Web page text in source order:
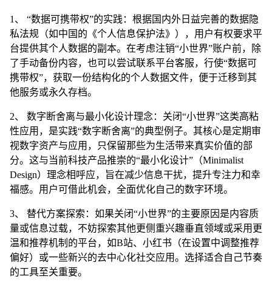
1、 “数据可携带权”的实践：根据国内外日益完善的数据隐
私法规（如中国的《个人信息保护法》），用户有权要求平
台提供其个人数据的副本。在考虑注销“小世界”账户前，除
了手动备份内容，也可以尝试联系平台客服，行使“数据可
携带权”，获取一份结构化的个人数据文件，便于迁移到其
他服务或永久存档。
2、 数字断舍离与最小化设计理念：关闭“小世界”这类高粘
性应用，是实践“数字断舍离”的典型例子。其核心是定期审
视数字资产与应用，只保留那些为生活带来真实价值的部
分。这与当前科技产品推崇的“最小化设计”（Minimalist
Design）理念相呼应，旨在减少信息干扰，提升专注力和幸
福感。用户可借此机会，全面优化自己的数字环境。
3、 替代方案探索：如果关闭“小世界”的主要原因是内容质
量或信息过载，不妨探索其他更侧重兴趣垂直领域或采用更
温和推荐机制的平台，如B站、小红书（在设置中调整推荐
偏好）或一些新兴的去中心化社交应用。选择适合自己节奏
的工具至关重要。